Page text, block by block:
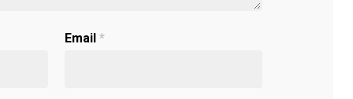
Email *